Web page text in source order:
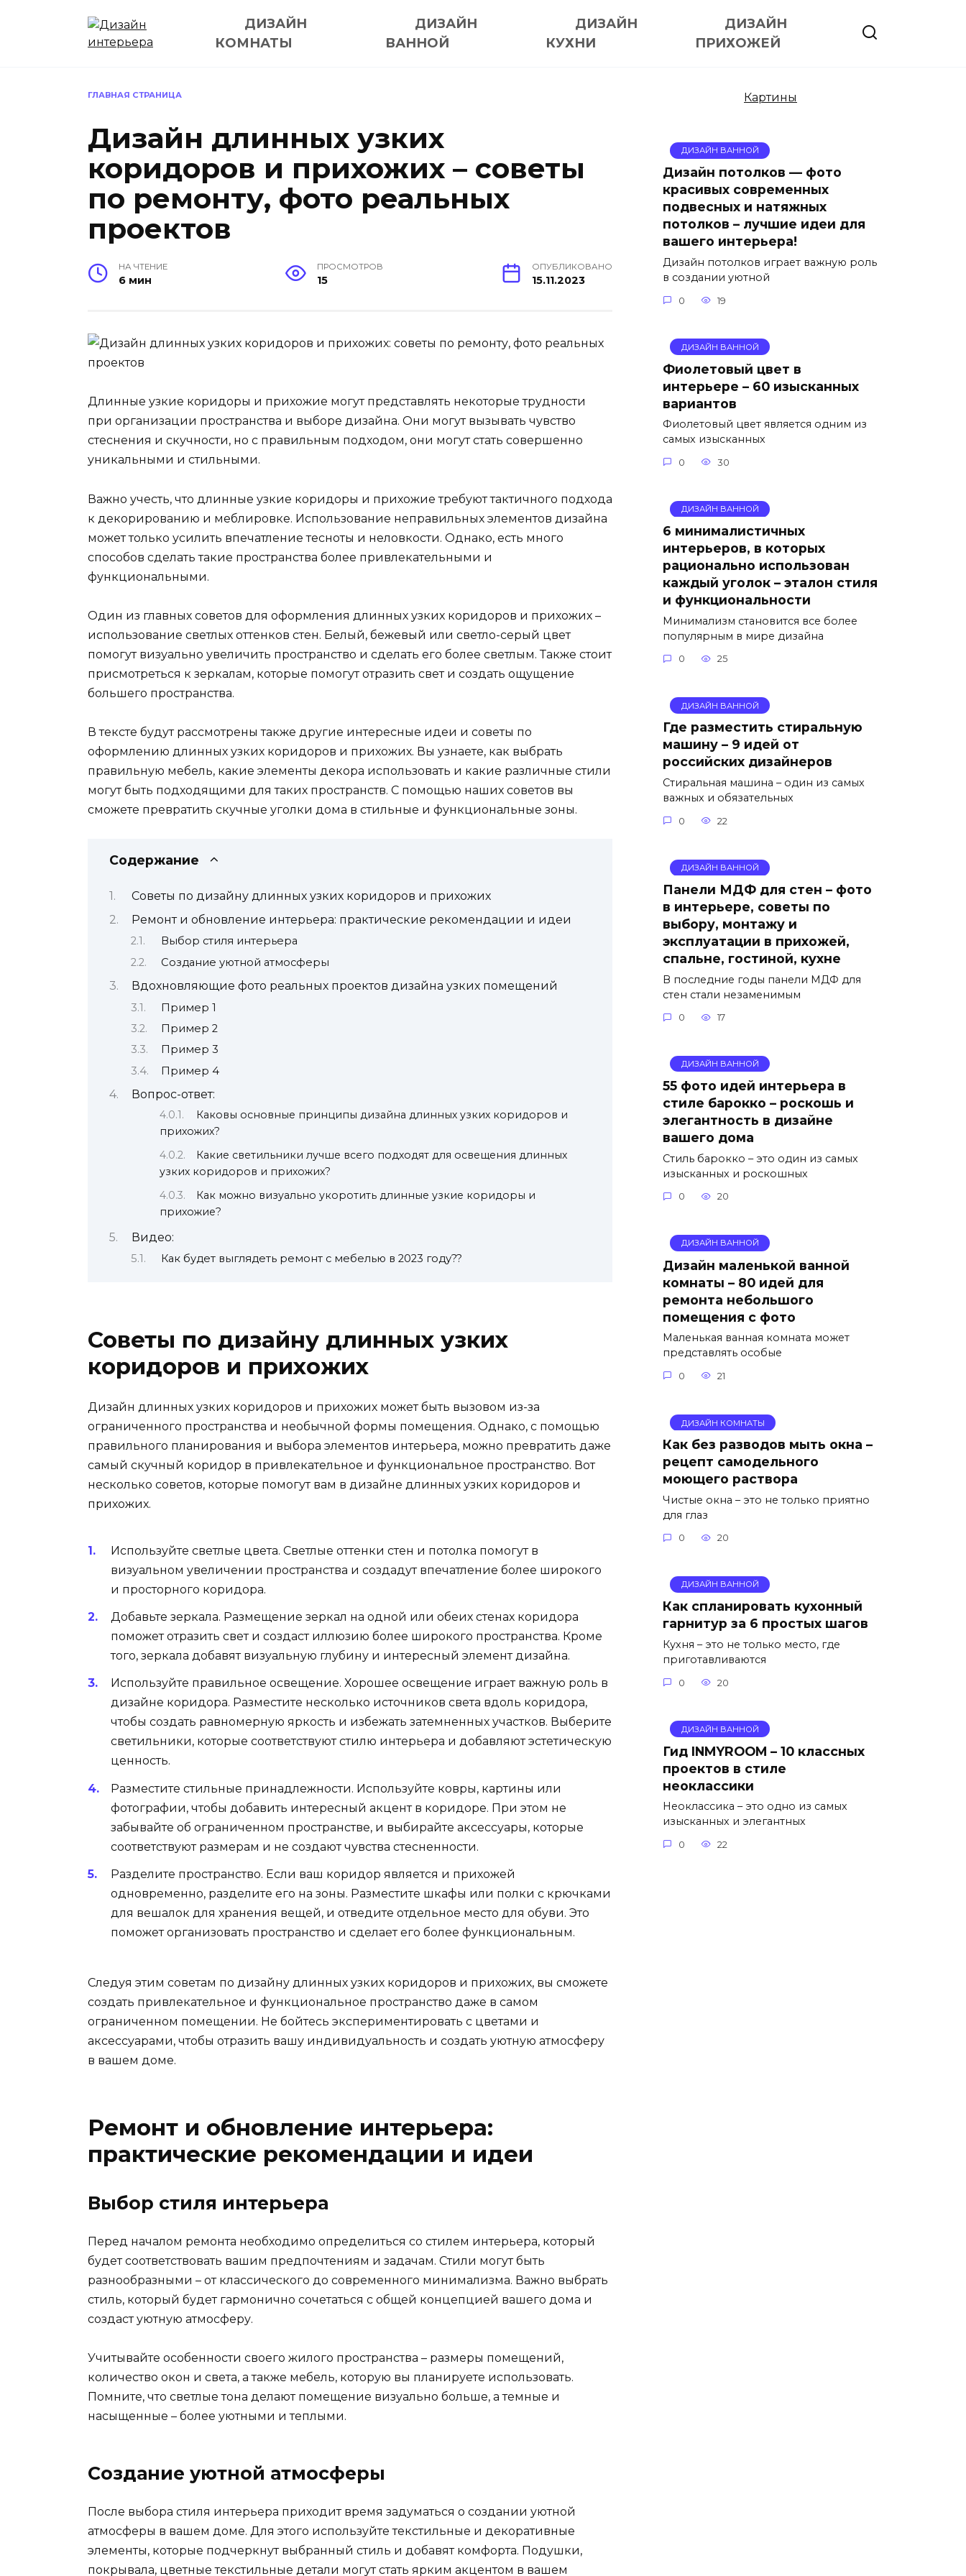
ДИЗАЙН
КОМНАТЫ
ДИЗАЙН
ВАННОЙ
ДИЗАЙН
КУХНИ
ДИЗАЙН
ПРИХОЖЕЙ
ГЛАВНАЯ СТРАНИЦА
Дизайн длинных узких
коридоров и прихожих – советы
по ремонту, фото реальных
проектов
НА ЧТЕНИЕ
6 мин
ПРОСМОТРОВ
15
ОПУБЛИКОВАНО
15.11.2023
Длинные узкие коридоры и прихожие могут представлять некоторые трудности
при организации пространства и выборе дизайна. Они могут вызывать чувство
стеснения и скучности, но с правильным подходом, они могут стать совершенно
уникальными и стильными.
Важно учесть, что длинные узкие коридоры и прихожие требуют тактичного подхода
к декорированию и меблировке. Использование неправильных элементов дизайна
может только усилить впечатление тесноты и неловкости. Однако, есть много
способов сделать такие пространства более привлекательными и
функциональными.
Один из главных советов для оформления длинных узких коридоров и прихожих –
использование светлых оттенков стен. Белый, бежевый или светло-серый цвет
помогут визуально увеличить пространство и сделать его более светлым. Также стоит
присмотреться к зеркалам, которые помогут отразить свет и создать ощущение
большего пространства.
В тексте будут рассмотрены также другие интересные идеи и советы по
оформлению длинных узких коридоров и прихожих. Вы узнаете, как выбрать
правильную мебель, какие элементы декора использовать и какие различные стили
могут быть подходящими для таких пространств. С помощью наших советов вы
сможете превратить скучные уголки дома в стильные и функциональные зоны.
Содержание
Советы по дизайну длинных узких коридоров и прихожих
Ремонт и обновление интерьера: практические рекомендации и идеи
Выбор стиля интерьера
Создание уютной атмосферы
Вдохновляющие фото реальных проектов дизайна узких помещений
Пример 1
Пример 2
Пример 3
Пример 4
Вопрос-ответ:
Каковы основные принципы дизайна длинных узких коридоров и
прихожих?
Какие светильники лучше всего подходят для освещения длинных
узких коридоров и прихожих?
Как можно визуально укоротить длинные узкие коридоры и
прихожие?
Видео:
Как будет выглядеть ремонт с мебелью в 2023 году??
Советы по дизайну длинных узких
коридоров и прихожих
Дизайн длинных узких коридоров и прихожих может быть вызовом из-за
ограниченного пространства и необычной формы помещения. Однако, с помощью
правильного планирования и выбора элементов интерьера, можно превратить даже
самый скучный коридор в привлекательное и функциональное пространство. Вот
несколько советов, которые помогут вам в дизайне длинных узких коридоров и
прихожих.
Используйте светлые цвета. Светлые оттенки стен и потолка помогут в
визуальном увеличении пространства и создадут впечатление более широкого
и просторного коридора.
Добавьте зеркала. Размещение зеркал на одной или обеих стенах коридора
поможет отразить свет и создаст иллюзию более широкого пространства. Кроме
того, зеркала добавят визуальную глубину и интересный элемент дизайна.
Используйте правильное освещение. Хорошее освещение играет важную роль в
дизайне коридора. Разместите несколько источников света вдоль коридора,
чтобы создать равномерную яркость и избежать затемненных участков. Выберите
светильники, которые соответствуют стилю интерьера и добавляют эстетическую
ценность.
Разместите стильные принадлежности. Используйте ковры, картины или
фотографии, чтобы добавить интересный акцент в коридоре. При этом не
забывайте об ограниченном пространстве, и выбирайте аксессуары, которые
соответствуют размерам и не создают чувства стесненности.
Разделите пространство. Если ваш коридор является и прихожей
одновременно, разделите его на зоны. Разместите шкафы или полки с крючками
для вешалок для хранения вещей, и отведите отдельное место для обуви. Это
поможет организовать пространство и сделает его более функциональным.
Следуя этим советам по дизайну длинных узких коридоров и прихожих, вы сможете
создать привлекательное и функциональное пространство даже в самом
ограниченном помещении. Не бойтесь экспериментировать с цветами и
аксессуарами, чтобы отразить вашу индивидуальность и создать уютную атмосферу
в вашем доме.
Ремонт и обновление интерьера:
практические рекомендации и идеи
Выбор стиля интерьера
Перед началом ремонта необходимо определиться со стилем интерьера, который
будет соответствовать вашим предпочтениям и задачам. Стили могут быть
разнообразными – от классического до современного минимализма. Важно выбрать
стиль, который будет гармонично сочетаться с общей концепцией вашего дома и
создаст уютную атмосферу.
Учитывайте особенности своего жилого пространства – размеры помещений,
количество окон и света, а также мебель, которую вы планируете использовать.
Помните, что светлые тона делают помещение визуально больше, а темные и
насыщенные – более уютными и теплыми.
Создание уютной атмосферы
После выбора стиля интерьера приходит время задуматься о создании уютной
атмосферы в вашем доме. Для этого используйте текстильные и декоративные
элементы, которые подчеркнут выбранный стиль и добавят комфорта. Подушки,
покрывала, цветные текстильные детали могут стать ярким акцентом в вашем
Картины
ДИЗАЙН ВАННОЙ
Дизайн потолков — фото
красивых современных
подвесных и натяжных
потолков – лучшие идеи для
вашего интерьера!
Дизайн потолков играет важную роль
в создании уютной
0 19
ДИЗАЙН ВАННОЙ
Фиолетовый цвет в
интерьере – 60 изысканных
вариантов
Фиолетовый цвет является одним из
самых изысканных
0 30
ДИЗАЙН ВАННОЙ
6 минималистичных
интерьеров, в которых
рационально использован
каждый уголок – эталон стиля
и функциональности
Минимализм становится все более
популярным в мире дизайна
0 25
ДИЗАЙН ВАННОЙ
Где разместить стиральную
машину – 9 идей от
российских дизайнеров
Стиральная машина – один из самых
важных и обязательных
0 22
ДИЗАЙН ВАННОЙ
Панели МДФ для стен – фото
в интерьере, советы по
выбору, монтажу и
эксплуатации в прихожей,
спальне, гостиной, кухне
В последние годы панели МДФ для
стен стали незаменимым
0 17
ДИЗАЙН ВАННОЙ
55 фото идей интерьера в
стиле барокко – роскошь и
элегантность в дизайне
вашего дома
Стиль барокко – это один из самых
изысканных и роскошных
0 20
ДИЗАЙН ВАННОЙ
Дизайн маленькой ванной
комнаты – 80 идей для
ремонта небольшого
помещения с фото
Маленькая ванная комната может
представлять особые
0 21
ДИЗАЙН КОМНАТЫ
Как без разводов мыть окна –
рецепт самодельного
моющего раствора
Чистые окна – это не только приятно
для глаз
0 20
ДИЗАЙН ВАННОЙ
Как спланировать кухонный
гарнитур за 6 простых шагов
Кухня – это не только место, где
приготавливаются
0 20
ДИЗАЙН ВАННОЙ
Гид INMYROOM – 10 классных
проектов в стиле
неоклассики
Неоклассика – это одно из самых
изысканных и элегантных
0 22